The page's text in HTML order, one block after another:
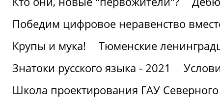
Победим цифровое неравенство
Крупы и мука!
Тюменские
Знатоки русского языка - 2021
Школа проектирования ГАУ